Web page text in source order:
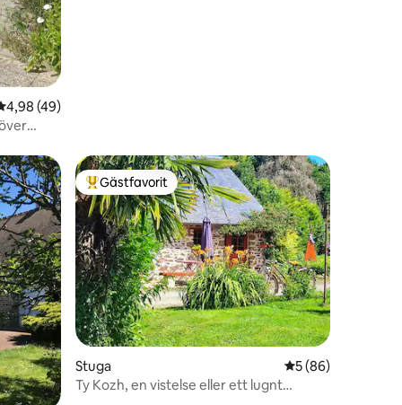
av 5 i genomsnittligt betyg, 49 omdömen
4,98 (49)
Populär gästfavorit
Gästfavorit
Stuga 5 av 5 i
5 (86)
Ty Kozh, en vistelse eller ett lugnt